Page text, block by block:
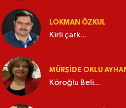
LOKMAN ÖZKUL
Kirli çark...
MÜRŞIDE OKLU
Köroğlu Beli...